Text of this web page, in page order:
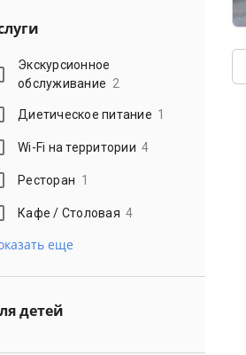
Экскурсионное
обслуживание 2
Диетическое питание 1
Wi-Fi на территории 4
Ресторан 1
Кафе / Столовая 4
еще
детей